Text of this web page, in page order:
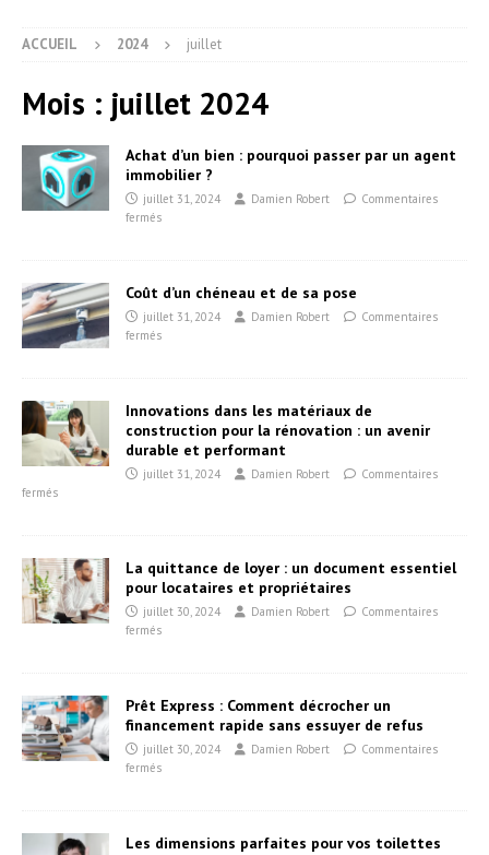
ACCUEIL 2024 juillet
Mois : juillet 2024
Achat d’un bien : pourquoi passer par un agent
immobilier ?
juillet 31, 2024 Damien Robert
Commentaires
fermés
Coût d’un chéneau et de sa pose
juillet 31, 2024 Damien Robert
Commentaires
fermés
Innovations dans les matériaux de
construction pour la rénovation : un avenir
durable et performant
juillet 31, 2024 Damien Robert
Commentaires
fermés
La quittance de loyer : un document essentiel
pour locataires et propriétaires
juillet 30, 2024 Damien Robert
Commentaires
fermés
Prêt Express : Comment décrocher un
financement rapide sans essuyer de refus
juillet 30, 2024 Damien Robert
Commentaires
fermés
Les dimensions parfaites pour vos toilettes